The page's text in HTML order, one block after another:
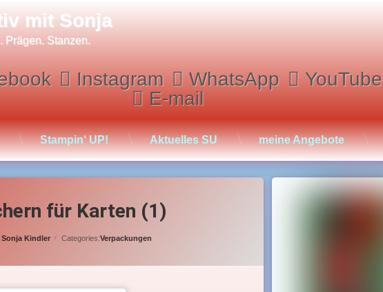
mit Sonja
Prägen. Stanzen.
Instagram WhatsApp
YouTube
E-mail
Stampin‘ UP! Aktuelles SU meine Angebote
für Karten (1)
Sonja Kindler Categories:Verpackungen